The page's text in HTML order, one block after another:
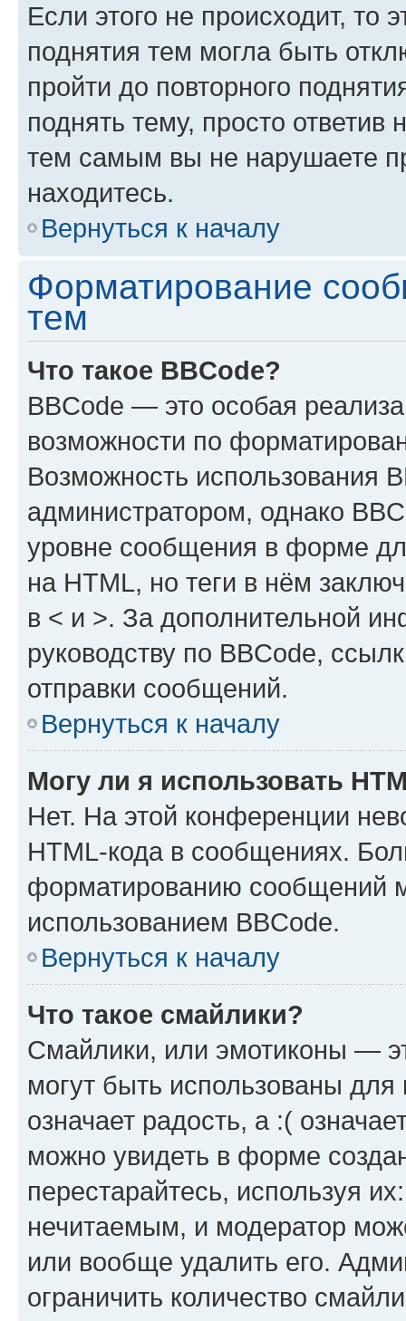
Если этого не происходит, то
поднятия тем могла быть
пройти до повторного
поднять тему, просто ответив
тем самым вы не нарушаете
находитесь.
Вернуться к началу
Форматирование
тем
Что такое BBCode?
BBCode — это особая
возможности по
Возможность использования
администратором, однако
уровне сообщения в форме
на HTML, но теги в нём
в < и >. За дополнительной
руководству по BBCode,
отправки сообщений.
Вернуться к началу
Могу ли я использовать
Нет. На этой конференции
HTML-кода в сообщениях.
форматированию сообщений
использованием BBCode.
Вернуться к началу
Что такое смайлики?
Смайлики, или эмотиконы —
могут быть использованы
означает радость, а :(
можно увидеть в форме
перестарайтесь, используя
нечитаемым, и модератор
или вообще удалить его.
ограничить количество